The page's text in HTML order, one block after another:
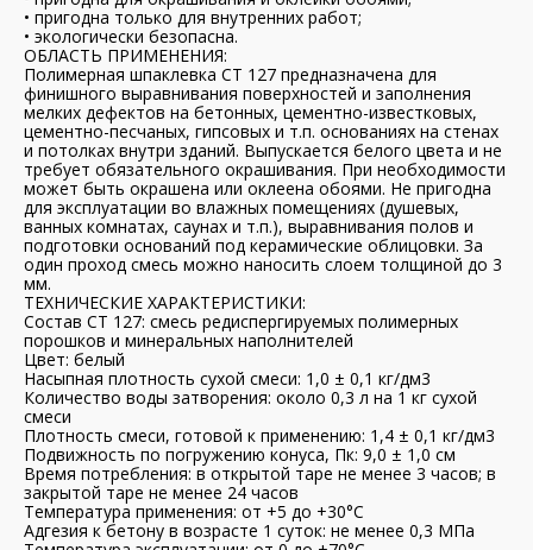
• пригодна только для внутренних работ;
• экологически безопасна.
ОБЛАСТЬ ПРИМЕНЕНИЯ:
Полимерная шпаклевка CT 127 предназначена для
финишного выравнивания поверхностей и заполнения
мелких дефектов на бетонных, цементно-известковых,
цементно-песчаных, гипсовых и т.п. основаниях на стенах
и потолках внутри зданий. Выпускается белого цвета и не
требует обязательного окрашивания. При необходимости
может быть окрашена или оклеена обоями. Не пригодна
для эксплуатации во влажных помещениях (душевых,
ванных комнатах, саунах и т.п.), выравнивания полов и
подготовки оснований под керамические облицовки. За
один проход смесь можно наносить слоем толщиной до 3
мм.
ТЕХНИЧЕСКИЕ ХАРАКТЕРИСТИКИ:
Состав CT 127: смесь редиспергируемых полимерных
порошков и минеральных наполнителей
Цвет: белый
Насыпная плотность сухой смеси: 1,0 ± 0,1 кг/дм3
Количество воды затворения: около 0,3 л на 1 кг сухой
смеси
Плотность смеси, готовой к применению: 1,4 ± 0,1 кг/дм3
Подвижность по погружению конуса, Пк: 9,0 ± 1,0 см
Время потребления: в открытой таре не менее 3 часов; в
закрытой таре не менее 24 часов
Температура применения: от +5 до +30°C
Адгезия к бетону в возрасте 1 суток: не менее 0,3 МПа